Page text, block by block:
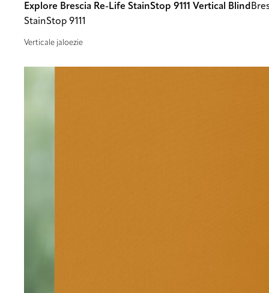
Explore Brescia Re-Life StainStop 9111 Vertical Blind
StainStop 9111
Verticale jaloezie